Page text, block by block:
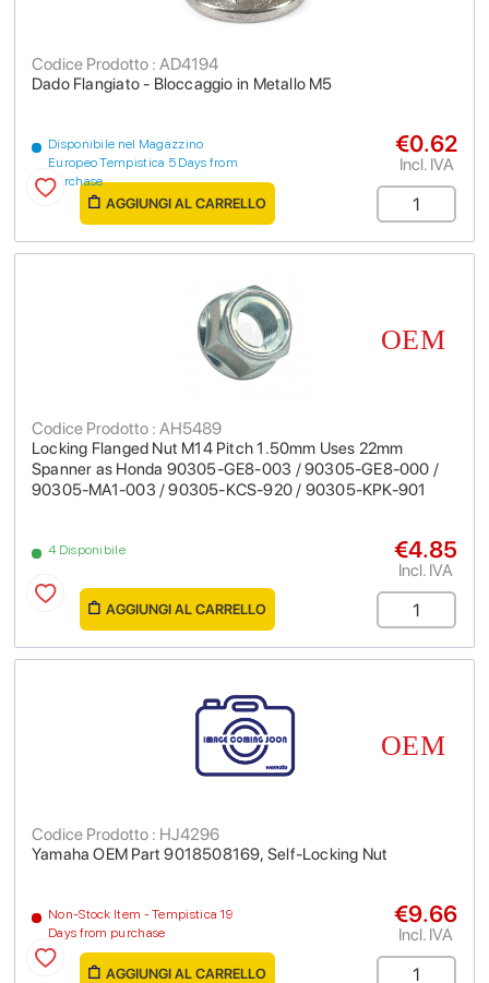
Dado Flangiato - Bloccaggio in Metallo M5
Codice Prodotto : AD4194
Disponibile nel Magazzino
Europeo Tempistica 5 Days from
purchase
€0.62
Incl. IVA
AGGIUNGI AL CARRELLO
Locking Flanged Nut M14 Pitch 1.50mm Uses 22mm
Spanner as Honda 90305-GE8-003 / 90305-GE8-000 /
90305-MA1-003 / 90305-KCS-920 / 90305-KPK-901
Codice Prodotto : AH5489
4 Disponibile €4.85
Incl. IVA
AGGIUNGI AL CARRELLO
Yamaha OEM Part 9018508169, Self-Locking Nut
Codice Prodotto : HJ4296
Non-Stock Item - Tempistica 19
Days from purchase
€9.66
Incl. IVA
AGGIUNGI AL CARRELLO